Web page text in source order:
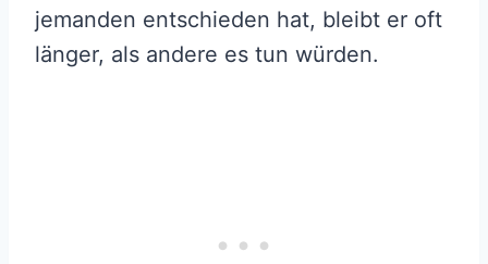
jemanden entschieden hat, bleibt er oft
länger, als andere es tun würden.